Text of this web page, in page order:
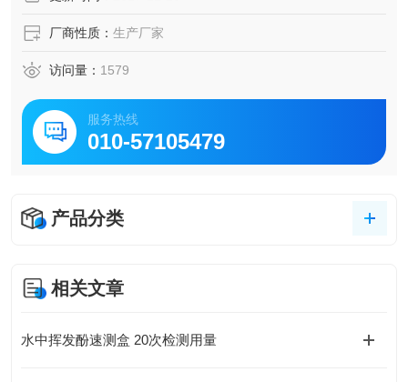
厂商性质： 生产厂家
访问量： 1579
服务热线
010-57105479
产品分类
相关文章
水中挥发酚速测盒 20次检测用量